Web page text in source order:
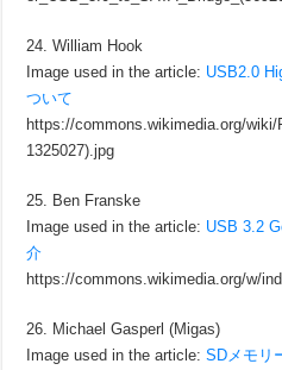
24. William Hook
Image used in the article: USB2.0
ついて
https://commons.wikimedia.org/
1325027).jpg
25. Ben Franske
Image used in the article: USB 3.2
介
https://commons.wikimedia.org/w/
26. Michael Gasperl (Migas)
Image used in the article:SDメモリ